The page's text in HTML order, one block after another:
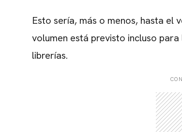
Esto sería, más o menos, hasta el
volumen está previsto incluso
librerías.